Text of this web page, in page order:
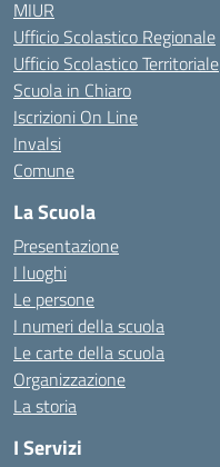
MIUR
Ufficio Scolastico Regionale
Ufficio Scolastico Territoriale
Scuola in Chiaro
Iscrizioni On Line
Invalsi
Comune
La Scuola
Presentazione
I luoghi
Le persone
I numeri della scuola
Le carte della scuola
Organizzazione
La storia
I Servizi